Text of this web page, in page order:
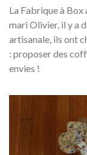
La Fabrique à Box
mari Olivier, il y a
artisanale, ils ont
: proposer des
envies !